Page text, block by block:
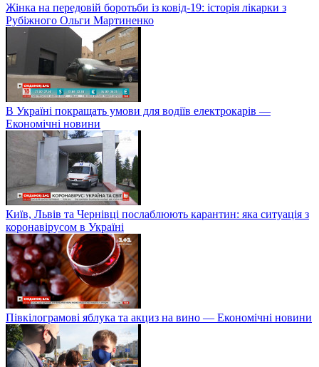
Жінка на передовій боротьби із ковід-19: історія лікарки з
Рубіжного Ольги Мартиненко
В Україні покращать умови для водіїв електрокарів —
Економічні новини
Київ, Львів та Чернівці послаблюють карантин: яка ситуація з
коронавірусом в Україні
Півкілограмові яблука та акциз на вино — Економічні новини